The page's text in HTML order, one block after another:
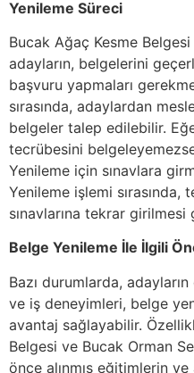
Yenileme Süreci
Bucak Ağaç Kesme
adayların, belgelerini
başvuru yapmaları
sırasında, adaylardan
belgeler talep edilebilir.
tecrübesini
Yenileme için sınavlara
Yenileme işlemi
sınavlarına tekrar girilmesi
Belge Yenileme İle İlgili
Bazı durumlarda,
ve iş deneyimleri, belge
avantaj sağlayabilir.
Belgesi ve Bucak Orman
önce alınmış eğitimlerin